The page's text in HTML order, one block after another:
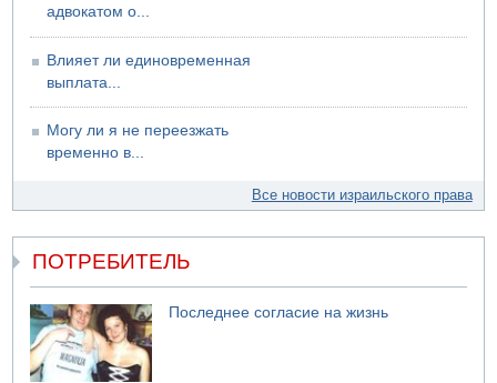
адвокатом о...
Влияет ли единовременная
выплата...
Могу ли я не переезжать
временно в...
Все новости израильского права
ПОТРЕБИТЕЛЬ
Последнее согласие на жизнь